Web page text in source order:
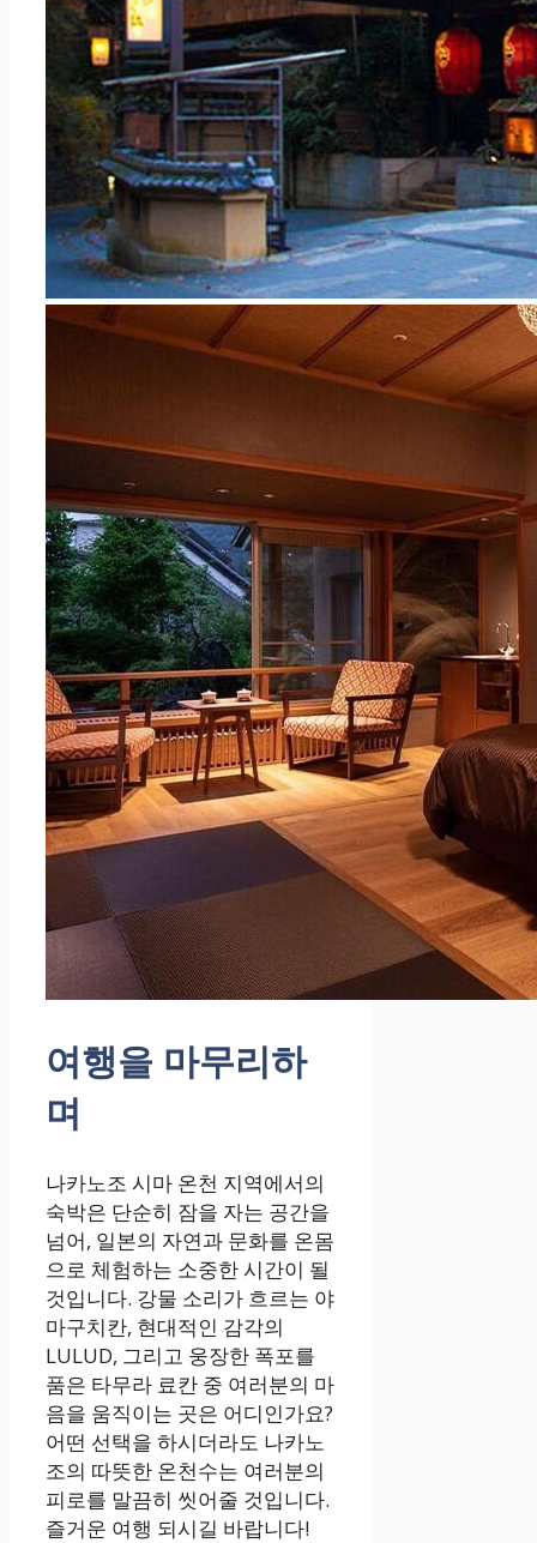
여행을 마무리하
며
나카노조 시마 온천 지역에서의
숙박은 단순히 잠을 자는 공간을
넘어, 일본의 자연과 문화를 온몸
으로 체험하는 소중한 시간이 될
것입니다. 강물 소리가 흐르는 야
마구치칸, 현대적인 감각의
LULUD, 그리고 웅장한 폭포를
품은 타무라 료칸 중 여러분의 마
음을 움직이는 곳은 어디인가요?
어떤 선택을 하시더라도 나카노
조의 따뜻한 온천수는 여러분의
피로를 말끔히 씻어줄 것입니다.
즐거운 여행 되시길 바랍니다!